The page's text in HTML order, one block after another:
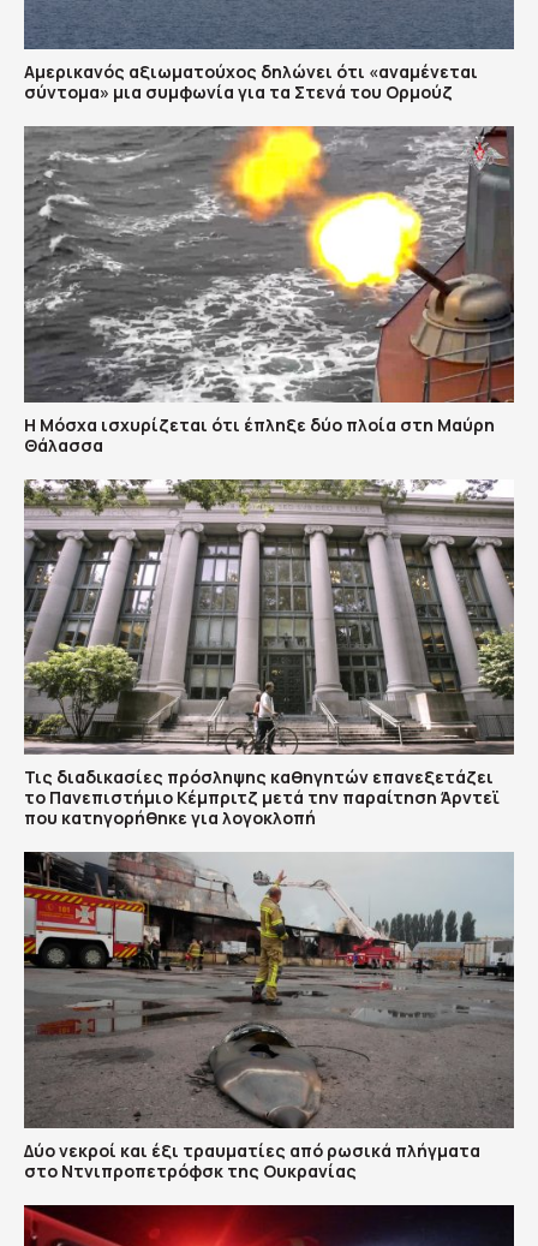
Αμερικανός αξιωματούχος δηλώνει ότι «αναμένεται
σύντομα» μια συμφωνία για τα Στενά του Ορμούζ
Η Μόσχα ισχυρίζεται ότι έπληξε δύο πλοία στη Μαύρη
Θάλασσα
Τις διαδικασίες πρόσληψης καθηγητών επανεξετάζει
το Πανεπιστήμιο Κέμπριτζ μετά την παραίτηση Άρντεϊ
που κατηγορήθηκε για λογοκλοπή
Δύο νεκροί και έξι τραυματίες από ρωσικά πλήγματα
στο Ντνιπροπετρόφσκ της Ουκρανίας